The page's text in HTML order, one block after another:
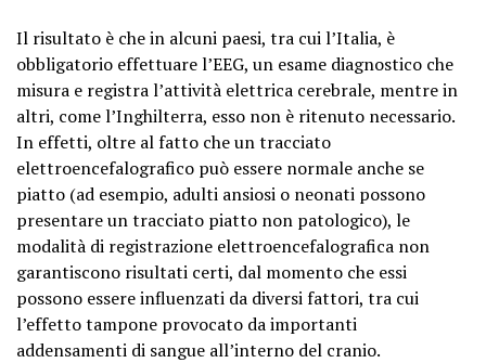
Il risultato è che in alcuni paesi, tra cui l’Italia, è
obbligatorio effettuare l’EEG, un esame diagnostico che
misura e registra l’attività elettrica cerebrale, mentre in
altri, come l’Inghilterra, esso non è ritenuto necessario.
In effetti, oltre al fatto che un tracciato
elettroencefalografico può essere normale anche se
piatto (ad esempio, adulti ansiosi o neonati possono
presentare un tracciato piatto non patologico), le
modalità di registrazione elettroencefalografica non
garantiscono risultati certi, dal momento che essi
possono essere influenzati da diversi fattori, tra cui
l’effetto tampone provocato da importanti
addensamenti di sangue all’interno del cranio.